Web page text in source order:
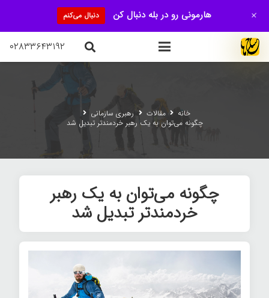
۰۲۸۳۳۶۴۳۱۹۲
خانه مقالات
رهبری سازمانی
چگونه می‌توان به یک رهبر خردمندتر تبدیل شد
چگونه می‌توان به یک رهبر
خردمندتر تبدیل شد
هارمونی رو در بله دنبال کن دنبال می‌کنم +